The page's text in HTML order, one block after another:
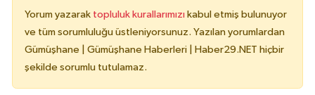
Yorum yazarak topluluk kurallarımızı kabul etmiş bulunuyor
ve tüm sorumluluğu üstleniyorsunuz. Yazılan yorumlardan
Gümüşhane | Gümüşhane Haberleri | Haber29.NET hiçbir
şekilde sorumlu tutulamaz.